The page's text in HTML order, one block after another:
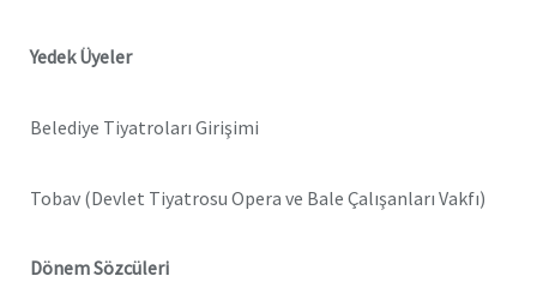
Yedek Üyeler
Belediye Tiyatroları Girişimi
Tobav (Devlet Tiyatrosu Opera ve Bale Çalışanları Vakfı)
Dönem Sözcüleri